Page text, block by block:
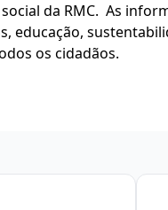
da RMC. As
educação,
os cidadãos.